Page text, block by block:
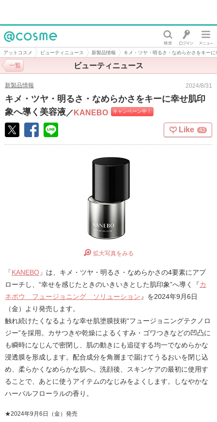
@cosme
アットコスメ ビューティニュース 新製品情報 キメ・ツヤ・明るさ・なめらかさをキー
ビューティニュース
一覧
新製品情報 2024/8/31
キメ・ツヤ・明るさ・なめらかさをキーに幸せ肌印
象へ導く美容液／ KANEBO キャンペーン中！
Like 43
拡大写真をみる
「KANEBO 」は、キメ・ツヤ・明るさ・なめらかさの4要素にアプ
ローチし、“幸せを感じたときのいきいきとした肌印象”へ導く『カ
ネボウ フュージョニング ソリューション 』を2024年9月6日
（金）より発売します。
触れ続けたくなるような幸せ肌塗膜技術“フュージョニングテクノロ
ジー”を採用。カサつきや乾燥によるくすみ・ゴワつきなどの凹凸に
も瞬時になじんで密閉し、肌の動きにも追従する均一でなめらかな
浸透膜を形成します。配合成分を角層まで届けてうるおいを閉じ込
め、柔らかくなめらかな肌へ。洗顔後、スキンケアの最初に使用す
ることで、あとに使うアイテムのなじみをよくします。しなやかな
ハーバルフローラルの香り。
★2024年9月6日（金）発売